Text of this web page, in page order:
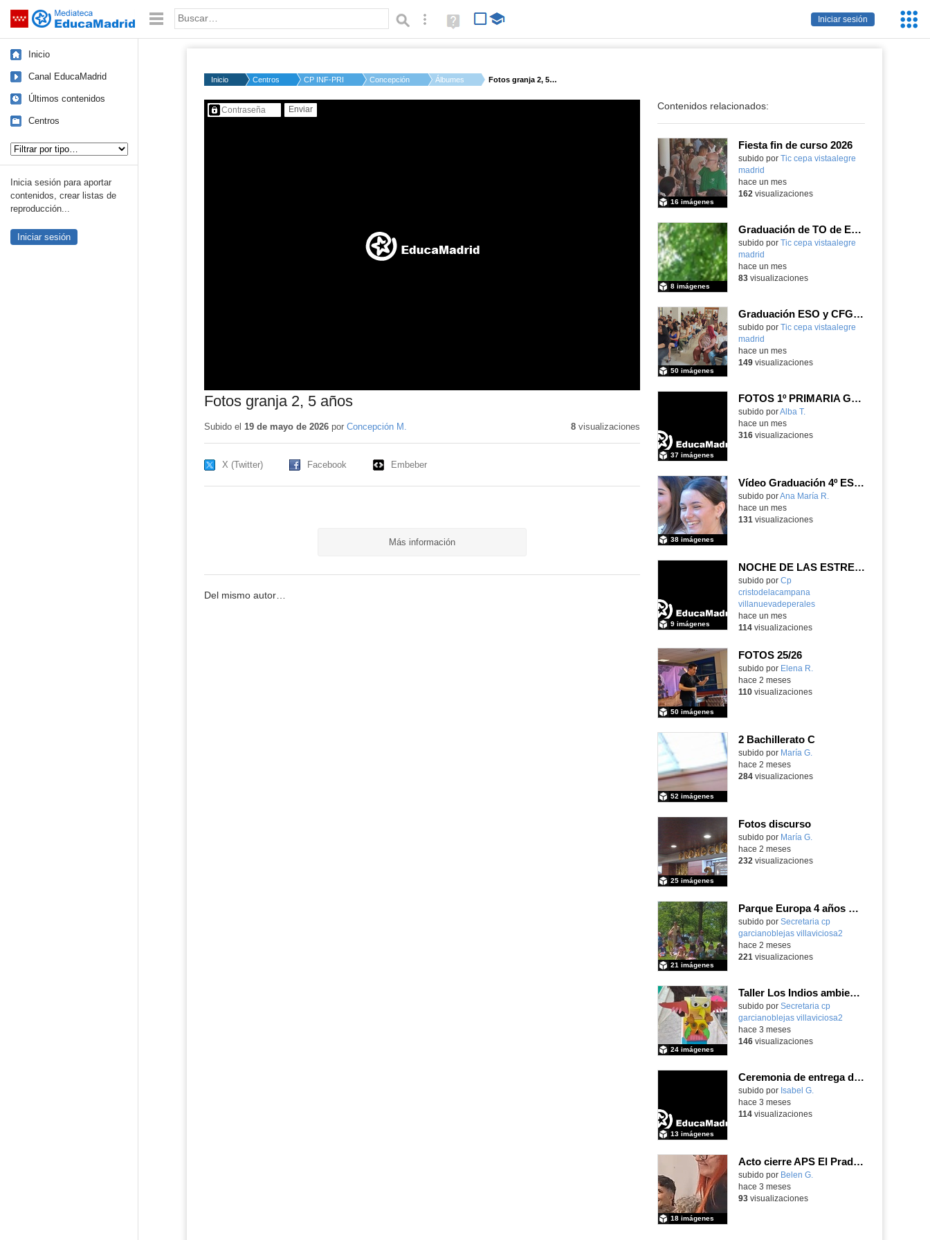
Saltar navegación
Iniciar sesión
Palabra o frase: Búsqueda avanzada
Ayuda
(en
Inicio
Canal EducaMadrid
Últimos contenidos
Centros
Inicia sesión para aportar
contenidos, crear listas de
reproducción...
Iniciar sesión
Inicio Centros CP INF-PRI SAN BLASConcepción M. Álbumes Fotos granja 2, 5 añ...
Contenido protegido…
Fotos granja 2, 5 años
Subido el 19 de mayo de 2026por Concepción M. 8visualizaciones
X (Twitter) Facebook Embeber
Más información
Del mismo autor…
Contenidos relacionados:
Fiesta fin de curso 2026
subido por Tic cepa vistaalegre
madrid
16 imágenes
hace un mes
162 visualizaciones
Graduación de TO de Empleo Doméstico
subido por Tic cepa vistaalegre
madrid
8 imágenes
hace un mes
83visualizaciones
Graduación ESO y CFGB 2026
subido por Tic cepa vistaalegre
madrid
50 imágenes
hace un mes
149visualizaciones
FOTOS 1º PRIMARIA GONZALO DE BERCEO
subido porAlba T.
37 imágenes
hace un mes
316visualizaciones
Vídeo Graduación 4º ESO 2025-2026 (2)
subido porAna María R.
38 imágenes
hace un mes
131 visualizaciones
NOCHE DE LAS ESTRELLAS DE INFANTIL 5 AÑOS
subido por Cp
cristodelacampana
villanuevadeperales
9 imágenes
-
hace un mes
114visualizaciones
FOTOS 25/26
Contenido educativo.
subido por Elena R.
50 imágenes
hace 2 meses
110visualizaciones
2 Bachillerato C
Contenido educativo.
subido por María G.
52 imágenes
hace 2 meses
284visualizaciones
Fotos discurso
Contenido educativo.
subido por María G.
25 imágenes
hace 2 meses
232 visualizaciones
Parque Europa 4 años Pequeño oeste 2025-26
Contenido educativo.
subido por Secretaria cp
garcianoblejas villaviciosa2
21 imágenes
hace 2 meses
221 visualizaciones
Taller Los Indios ambientación y actividades 13 mayo 4 años
subido por Secretaria cp
garcianoblejas villaviciosa2
24 imágenes
hace 3 meses
146visualizaciones
Ceremonia de entrega de premios Quizstory 2026
subido por Isabel G.
13 imágenes
hace 3 meses
114visualizaciones
Acto cierre APS El Prado Companion - Galería de imágenes
subido por Belen G.
18 imágenes
hace 3 meses
93visualizaciones